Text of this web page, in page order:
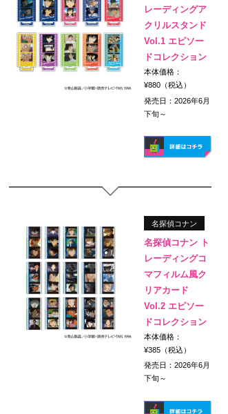
レーディングア
クリルスタンド
Vol.1 エピソー
ドコレクション
本体価格：
¥880（税込）
発売日：2026年6月
下旬～
名探偵コナン
名探偵コナン ト
レーディングコ
マフィルム風ク
リアカード
Vol.2 エピソー
ドコレクション
本体価格：
¥385（税込）
発売日：2026年6月
下旬～